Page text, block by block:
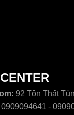
92 Tôn Thất
0909094641 -